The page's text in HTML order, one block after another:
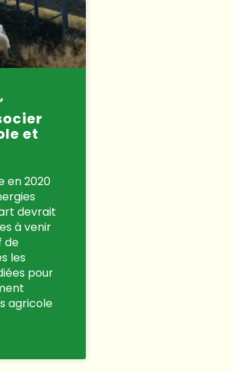
et
en 2020
devrait
à venir
de
les
pour
agricole